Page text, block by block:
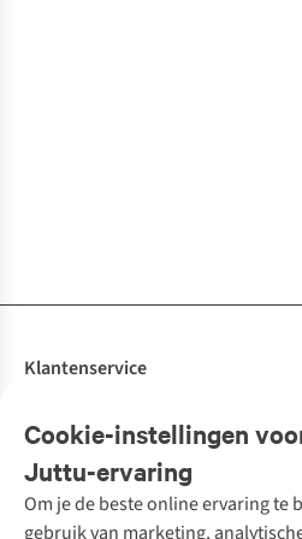
Cookie-instellingen
Juttu-ervaring
Om je de beste online ervaring te
gebruik van marketing,
Klantenservice
Bestellen
Betalen
10% studentenkorting
Onze diensten
Tweedehands - ReJUsed
Kledingatelier
Juttu